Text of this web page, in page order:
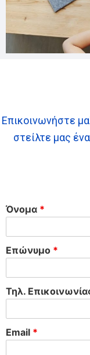
Επικοινωνήστε
στείλτε μας
Όνομα *
Επώνυμο *
Τηλ.
Email *